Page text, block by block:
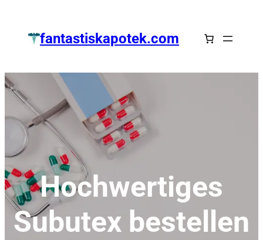
springenfantastiskapotek.com
Hochwertiges
Subutex bestellen